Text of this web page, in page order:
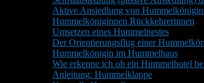
Aktive Ansiedlung von
Hummelköniginnen Rückkehrerinnen
Umsetzen eines Hummelnestes
Der Orientierungsflug einer
Hummelkönigin im Hummelhaus
Wie erkenne ich ob ein Hummelhotel
Anleitung: Hummelklappe